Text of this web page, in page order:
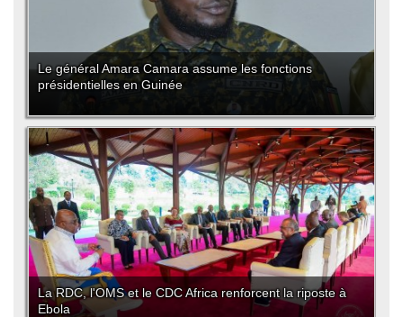
Le général Amara Camara assume les fonctions
présidentielles en Guinée
La RDC, l'OMS et le CDC Africa renforcent la riposte à
Ebola